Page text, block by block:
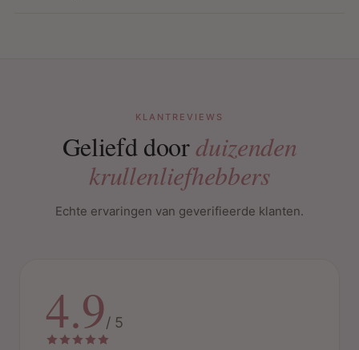
KLANTREVIEWS
Geliefd doorduizenden
krullenliefhebbers
Echte ervaringen van geverifieerde klanten.
4.9/ 5